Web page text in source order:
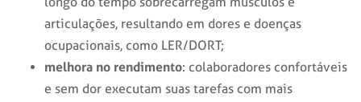
articulações, resultando em dores e doenças
ocupacionais, como LER/DORT;
melhora no rendimento: colaboradores confortáveis
e sem dor executam suas tarefas com mais